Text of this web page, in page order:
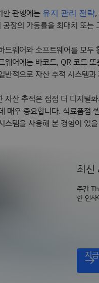
한 관행에는 유지 관리 전략,
공장의 가동률을 최대치 또는
드웨어와 소프트웨어를 모
웨어에는 바코드, QR 코드
반적으로 자산 추적 시스템
자산 추적은 점점 더 디지털
매우 중요합니다. 식료품점
스템을 사용해 본 경험이 있
최신
주간
한 인사
지